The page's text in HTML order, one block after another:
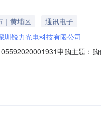
｜黄埔区
通讯电子
圳锐力光电科技有限公司
申购主题：
单价：375.00质保及售后服